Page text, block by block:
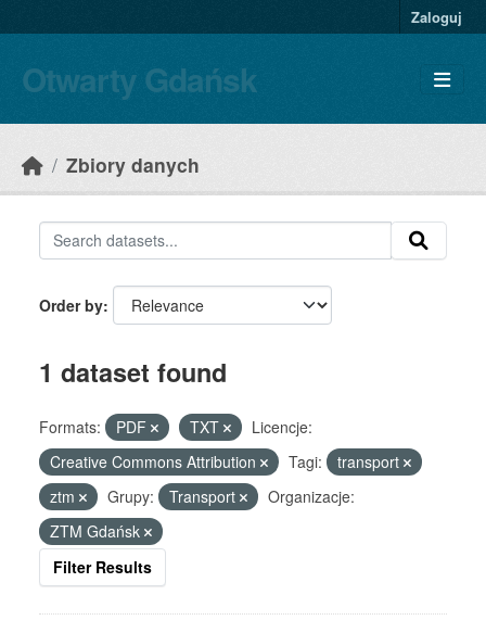
Zaloguj
Otwarty Gdańsk
Zbiory danych
Order by
1 dataset found
Formats: PDF TXT
Licencje:
Creative Commons Attribution
Tagi:
transport
ztm
Grupy: Transport
Organizacje:
ZTM Gdańsk
Filter Results